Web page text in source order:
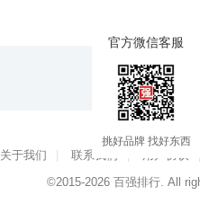
关于我们 联系我们 | 用户协议
|
©2015-2026 百强排行. All
官方微信客服
挑好品牌 找好东西